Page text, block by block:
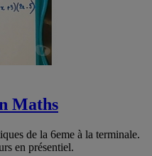
Maths
de la 6eme à la terminale.
en présentiel.